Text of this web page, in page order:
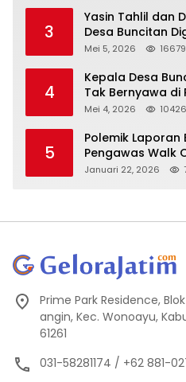
3
Yasin Tahlil dan
Desa Buncitan
Mei 5, 2026 16679
4
Kepala Desa
Tak Bernyawa di
Bunuh Diri
Mei 4, 2026 10426
5
Polemik Laporan
Pengawas Walk
Kejanggalan
Januari 22, 2026
Prime Park Residence,
angin, Kec. Wonoayu,
61261
031-58281174 / +62 881-